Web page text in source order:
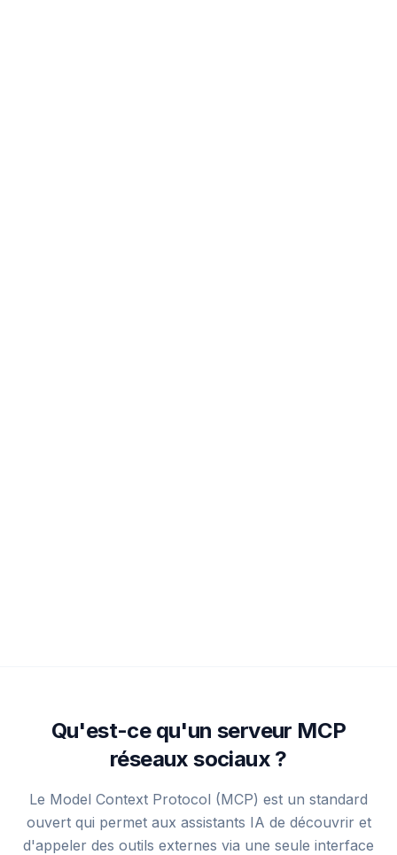
Qu'est-ce qu'un serveur MCP
réseaux sociaux ?
Le Model Context Protocol (MCP) est un standard
ouvert qui permet aux assistants IA de découvrir et
d'appeler des outils externes via une seule interface